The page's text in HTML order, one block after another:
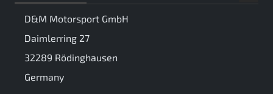
D&M Motorsport GmbH
Daimlerring 27
32289 Rödinghausen
Germany